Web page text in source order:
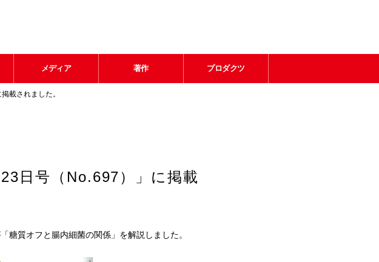
メディア 著作 プロダクツ
載されました。
日号（No.697）」に掲載
糖質オフと腸内細菌の関係」を解説しました。